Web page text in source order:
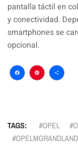
pantalla táctil en
y conectividad.
smartphones se
opcional.
Facebook
TAGS: OPEL